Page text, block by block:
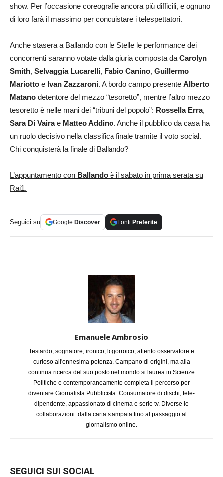
show. Per l’occasione coreografie ancora più difficili, e ognuno
di loro farà il massimo per conquistare i telespettatori.
Anche stasera a Ballando con le Stelle le performance dei
concorrenti saranno votate dalla giuria composta da Carolyn
Smith, Selvaggia Lucarelli, Fabio Canino, Guillermo
Mariotto e Ivan Zazzaroni. A bordo campo presente Alberto
Matano detentore del mezzo “tesoretto”, mentre l’altro mezzo
tesoretto è nelle mani dei “tribuni del popolo”: Rossella Erra,
Sara Di Vairae Matteo Addino. Anche il pubblico da casa ha
un ruolo decisivo nella classifica finale tramite il voto social.
Chi conquisterà la finale di Ballando?
L’appuntamento con Ballando è il sabato in prima serata su
Rai1.
Seguici su Google Discover Fonti Preferite
Emanuele Ambrosio
Testardo, sognatore, ironico, logorroico, attento osservatore e
curioso all'ennesima potenza. Campano di origini, ma alla
continua ricerca del suo posto nel mondo si laurea in Scienze
Politiche e contemporaneamente completa il percorso per
diventare Giornalista Pubblicista. Consumatore di dischi, tele-
dipendente, appassionato di cinema e serie tv. Diverse le
collaborazioni: dalla carta stampata fino al passaggio al
giornalismo online.
SEGUICI SUI SOCIAL